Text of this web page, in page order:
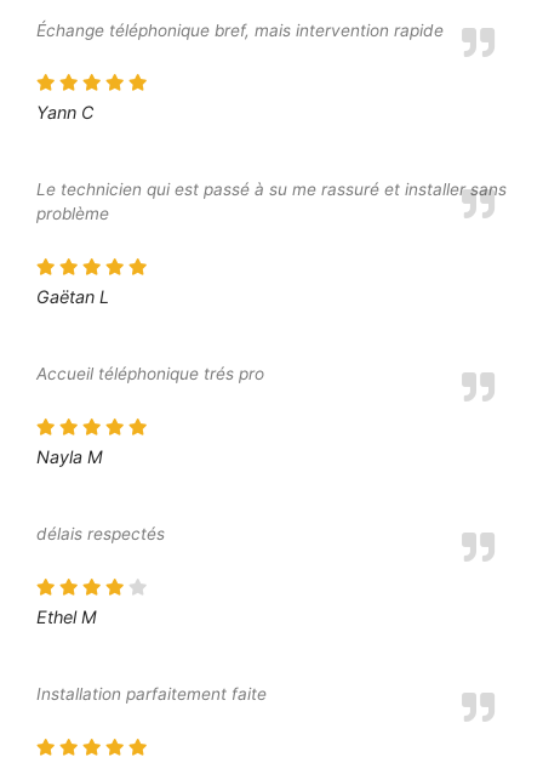
Échange téléphonique bref, mais intervention rapide
Yann C
Le technicien qui est passé à su me rassuré et installer sans
problème
Gaëtan L
Accueil téléphonique trés pro
Nayla M
délais respectés
Ethel M
Installation parfaitement faite